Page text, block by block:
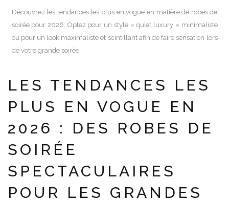
Découvrez les tendances les plus en vogue en matière de robes de
soirée pour 2026. Optez pour un style « quiet luxury » minimaliste
ou pour un look maximaliste et scintillant afin de faire sensation lors
de votre grande soirée.
LES TENDANCES LES
PLUS EN VOGUE EN
2026 : DES ROBES DE
SOIRÉE
SPECTACULAIRES
POUR LES GRANDES